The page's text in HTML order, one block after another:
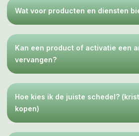
Wat voor producten en diensten
Kan een product of activatie een
vervangen?
Hoe kies ik de juiste schedel?
kopen)